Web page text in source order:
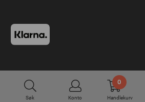
Søk Konto
0
Handlekurv